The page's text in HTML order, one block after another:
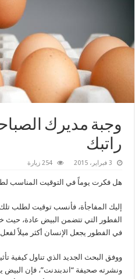
وجبة مديرك
راتبك
3 فبراير، 2015 254 زيارة
هل فكرت يوماً في التوقيت المناسب
إليك المفاجأة، فأنسب توقيت لطلب تلك
في الفطور يجعل الإنسان أكثر ميلاً لفعل
ووفق البحث الجديد الذي تناول كيفية
ونشرته صحيفة “اندبندنت”، فإن